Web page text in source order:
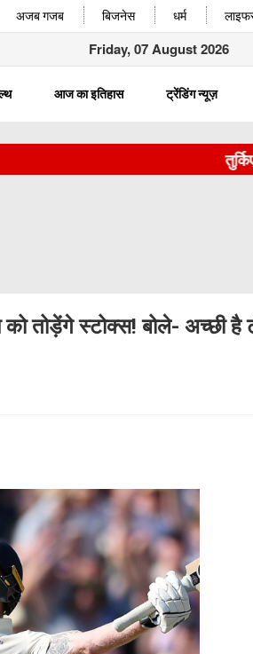
अजब गजब बिजनेस धर्म
Friday, 07 August 2026
आज का इतिहास ट्रेंडिंग न्यूज़
तुर्किए,
तोड़ेंगे स्टोक्स! बोले- अच्छी है